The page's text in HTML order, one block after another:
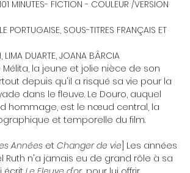
MINUTES- FICTION - COULEUR /VERSION
PORTUGAISE, SOUS-TITRES FRANÇAIS ET
LIMA DUARTE, JOANA BÂRCIA
la jeune et jolie nièce de son
depuis qu'il a risqué sa vie pour la
dans le fleuve. Le Douro, auquel
hommage, est le nœud central, la
et temporelle du film.
Années et Changer de vie ] Les années
Ruth n'a jamais eu de grand rôle à sa